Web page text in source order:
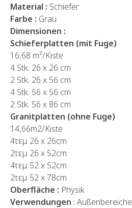
Material : Schiefer
Farbe : Grau
Dimensionen :
Schieferplatten (mit Fuge)
16,68 m²/Kiste
4 Stk. 26 x 26 cm
2 Stk. 26 x 56 cm
4 Stk. 56 x 56 cm
2 Stk. 56 x 86 cm
Granitplatten (ohne Fuge)
14,66m2/Kiste
4τεμ 26 x 26cm
2τεμ 26 x 52cm
4τεμ 52 x 52cm
2τεμ 52 x 78cm
Oberfläche : Physik
Verwendungen : Außenbereiche